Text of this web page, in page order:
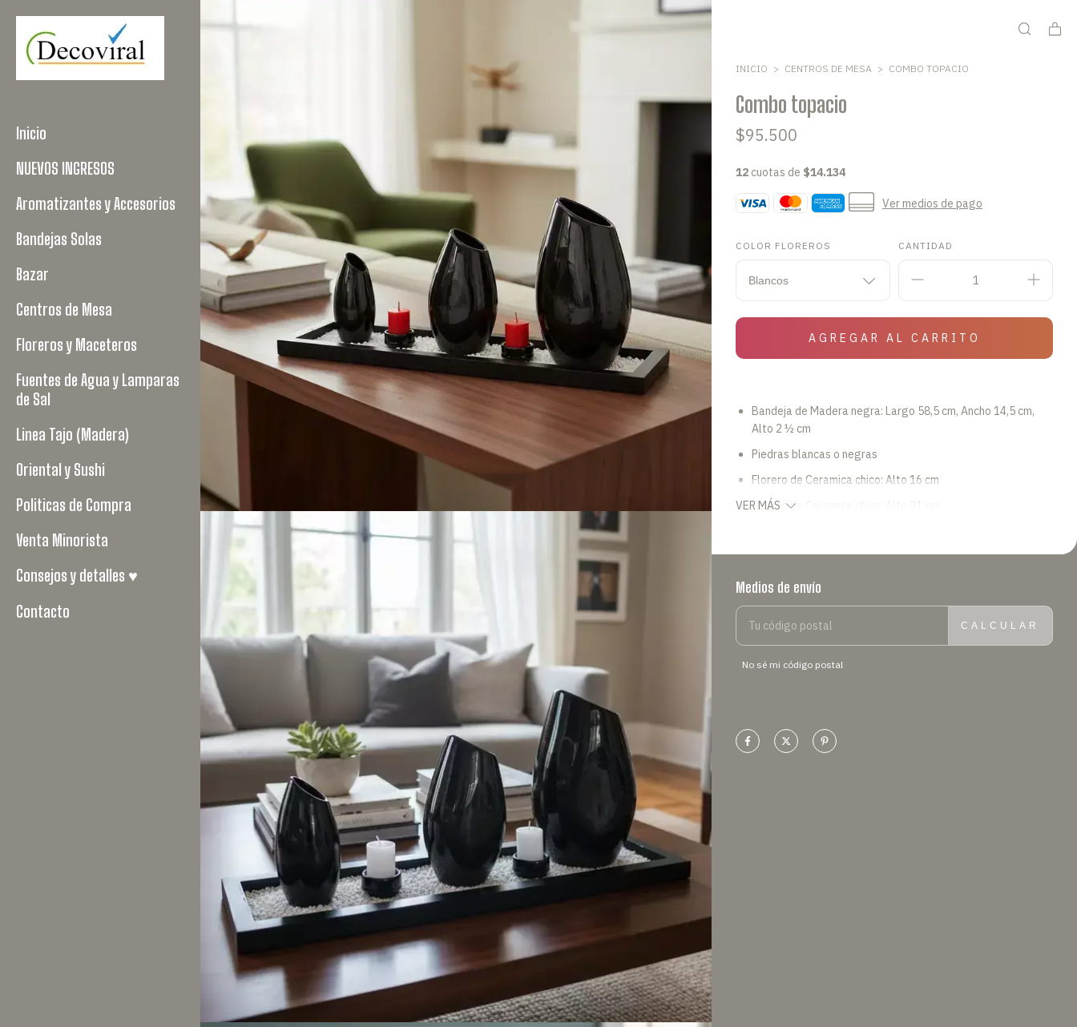
Inicio
NUEVOS INGRESOS
Aromatizantes y Accesorios
Bandejas Solas
Bazar
Centros de Mesa
Floreros y Maceteros
Fuentes de Agua y Lamparas
de Sal
Linea Tajo (Madera)
Oriental y Sushi
Politicas de Compra
Venta Minorista
Consejos y detalles ♥
Contacto
INICIO > CENTROS DE MESA > COMBO TOPACIO
Combo topacio
$95.500
12 cuotas de $14.134
Ver medios de pago
COLOR FLOREROS CANTIDAD
Bandeja de Madera negra: Largo 58,5 cm, Ancho 14,5 cm,
Alto 2 ½ cm
Piedras blancas o negras
Florero de Ceramica chico: Alto 16 cm
Florero de Ceramica chico: Alto 21 cm
Porta vela cilindrico
Velas Aromaticas: 3.5 cm x 5 cm
VER MÁS
ENTREGAS PARA EL CP:
Medios de envío
CALCULAR
No sé mi código postal